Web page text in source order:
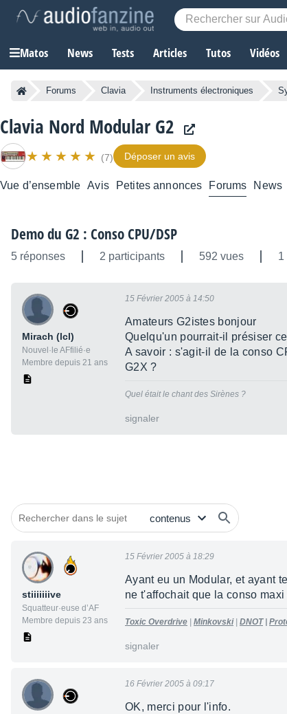
Matos News Tests Articles Tutos Vidéos
Forums Clavia Instruments électroniques
Clavia Nord Modular G2
(7) Déposer un avis
Vue d’ensemble Avis Petites annonces Forums News
Demo du G2 : Conso CPU/DSP
5 réponses 2 participants 592 vues 1
Mirach (lcl)
Nouvel·le AFfilié·e
Membre depuis 21 ans
15 Février 2005 à 14:50
Amateurs G2istes bonjour
Quelqu'un pourrait-il présiser
A savoir : s'agit-il de la conso
G2X ?
Quel était le chant des Sirènes ?
signaler
stiiiiiiive
Squatteur·euse d’AF
Membre depuis 23 ans
15 Février 2005 à 18:29
Ayant eu un Modular, et ayant
ne t'affochait que la conso maxi
Toxic Overdrive Minkovski| DNOT|
signaler
16 Février 2005 à 09:17
OK, merci pour l'info.